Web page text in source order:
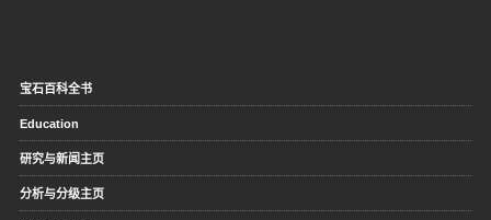
宝石百科全书
Education
研究与新闻主页
分析与分级主页